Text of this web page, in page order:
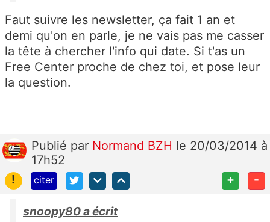
Faut suivre les newsletter, ça fait 1 an et
demi qu'on en parle, je ne vais pas me casser
la tête à chercher l'info qui date. Si t'as un
Free Center proche de chez toi, et pose leur
la question.
Publié par Normand BZH le 20/03/2014 à
17h52
!
citer + -
snoopy80 a écrit